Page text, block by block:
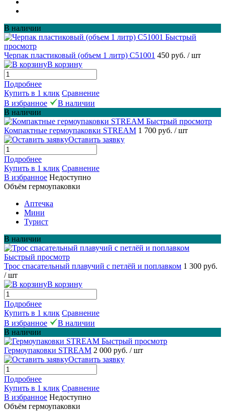
В наличии
Быстрый
просмотр
Черпак пластиковый (объем 1 литр) С51001 450 руб. / шт
В корзину
Подробнее
Купить в 1 клик Сравнение
В избранное
В наличии
В наличии
Быстрый просмотр
Компактные гермоупаковки STREAM 1 700 руб. / шт
Оставить заявку
Подробнее
Купить в 1 клик Сравнение
В избранное Недоступно
Объём гермоупаковки
Аптечка
Мини
Турист
В наличии
Быстрый просмотр
Трос спасательный плавучий с петлёй и поплавком 1 300 руб.
/ шт
В корзину
Подробнее
Купить в 1 клик Сравнение
В избранное
В наличии
В наличии
Быстрый просмотр
Гермоупаковки STREAM 2 000 руб. / шт
Оставить заявку
Подробнее
Купить в 1 клик Сравнение
В избранное Недоступно
Объём гермоупаковки